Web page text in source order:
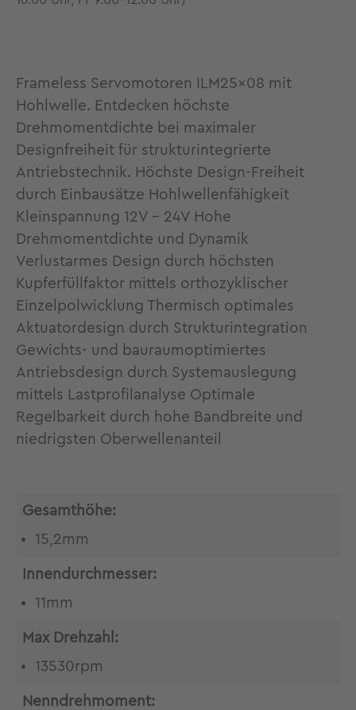
Frameless Servomotoren ILM25x08 mit
Hohlwelle. Entdecken höchste
Drehmomentdichte bei maximaler
Designfreiheit für strukturintegrierte
Antriebstechnik. Höchste Design-Freiheit
durch Einbausätze Hohlwellenfähigkeit
Kleinspannung 12V - 24V Hohe
Drehmomentdichte und Dynamik
Verlustarmes Design durch höchsten
Kupferfüllfaktor mittels orthozyklischer
Einzelpolwicklung Thermisch optimales
Aktuatordesign durch Strukturintegration
Gewichts- und bauraumoptimiertes
Antriebsdesign durch Systemauslegung
mittels Lastprofilanalyse Optimale
Regelbarkeit durch hohe Bandbreite und
niedrigsten Oberwellenanteil
Gesamthöhe:
15,2mm
Innendurchmesser:
11mm
Max Drehzahl:
13530rpm
Nenndrehmoment: